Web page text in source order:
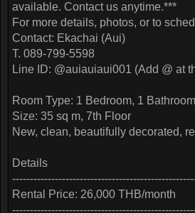
available. Contact us anytime.***
For more details, photos, or to
Contact: Ekachai (Aui)
T. 089-799-5598
Line ID: @auiauiaui001 (Add @ at
Room Type: 1 Bedroom, 1 Bathroom
Size: 35 sq m, 7th Floor
New, clean, beautifully decorated,
Details
Rental Price: 26,000 THB/month